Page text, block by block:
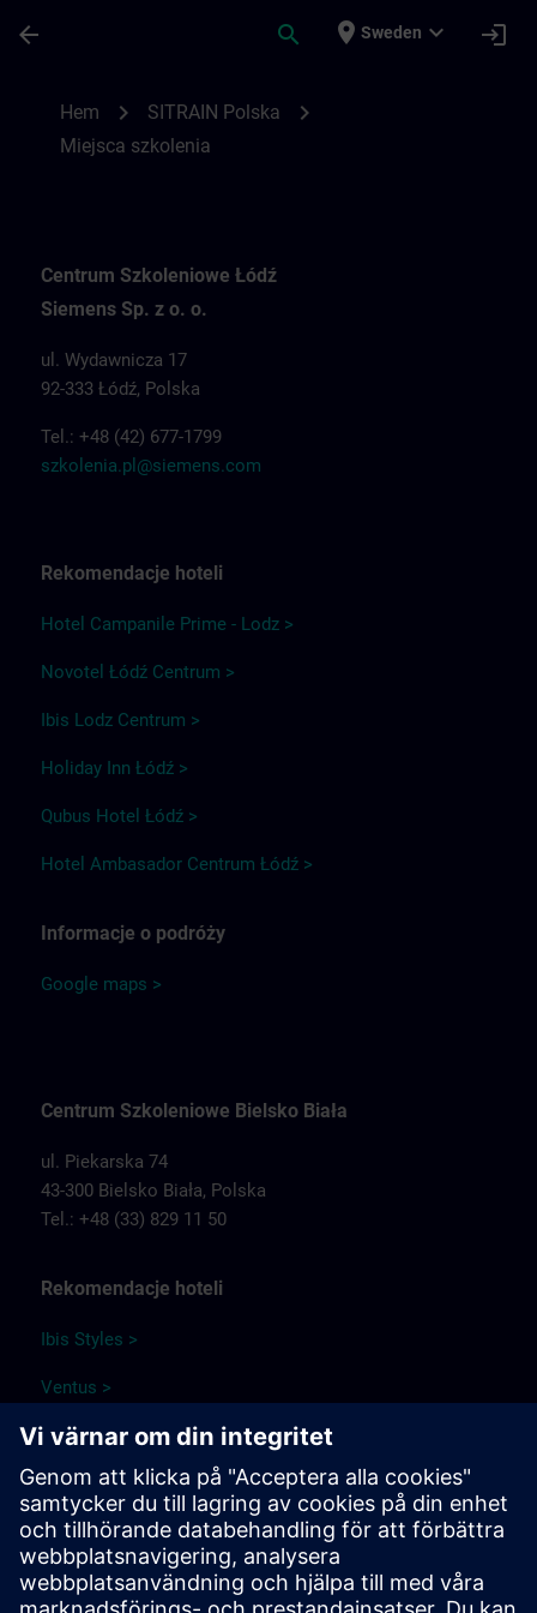
arrow_back search place Sweden expand_more login
Hem chevron_right SITRAIN Polska chevron_right
Miejsca szkolenia
Centrum Szkoleniowe Łódź
Siemens Sp. z o. o.
ul. Wydawnicza 17
92-333 Łódź, Polska
Tel.: +48 (42) 677-1799
szkolenia.pl@siemens.com
Rekomendacje hoteli
Hotel Campanile Prime - Lodz >
Novotel Łódź Centrum >
Ibis Lodz Centrum >
Holiday Inn Łódź >
Qubus Hotel Łódź >
Hotel Ambasador Centrum Łódź >
Informacje o podróży
Google maps >
Centrum Szkoleniowe Bielsko Biała
ul. Piekarska 74
43-300 Bielsko Biała, Polska
Tel.: +48 (33) 829 11 50
Rekomendacje hoteli
Ibis Styles >
Ventus >
Papuga Park Hotel >
Qubus Hotel >
Park Hotel Diament Bielsko-Biała >
Informacje o podróży